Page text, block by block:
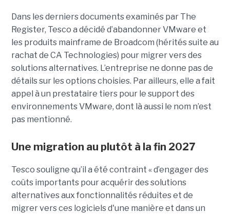
Dans les derniers documents examinés par The
Register, Tesco a décidé d’abandonner VMware et
les produits mainframe de Broadcom (hérités suite au
rachat de CA Technologies) pour migrer vers des
solutions alternatives. L’entreprise ne donne pas de
détails sur les options choisies. Par ailleurs, elle a fait
appel à un prestataire tiers pour le support des
environnements VMware, dont là aussi le nom n’est
pas mentionné.
Une migration au plutôt à la fin 2027
Tesco souligne qu’il a été contraint « d’engager des
coûts importants pour acquérir des solutions
alternatives aux fonctionnalités réduites et de
migrer vers ces logiciels d'une manière et dans un